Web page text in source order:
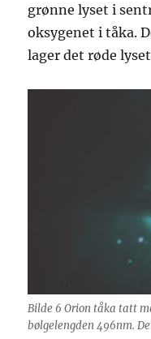
grønne lyset i
oksygenet i tåka.
lager det røde
Bilde 6 Orion tåka tatt
bølgelengden 496nm.